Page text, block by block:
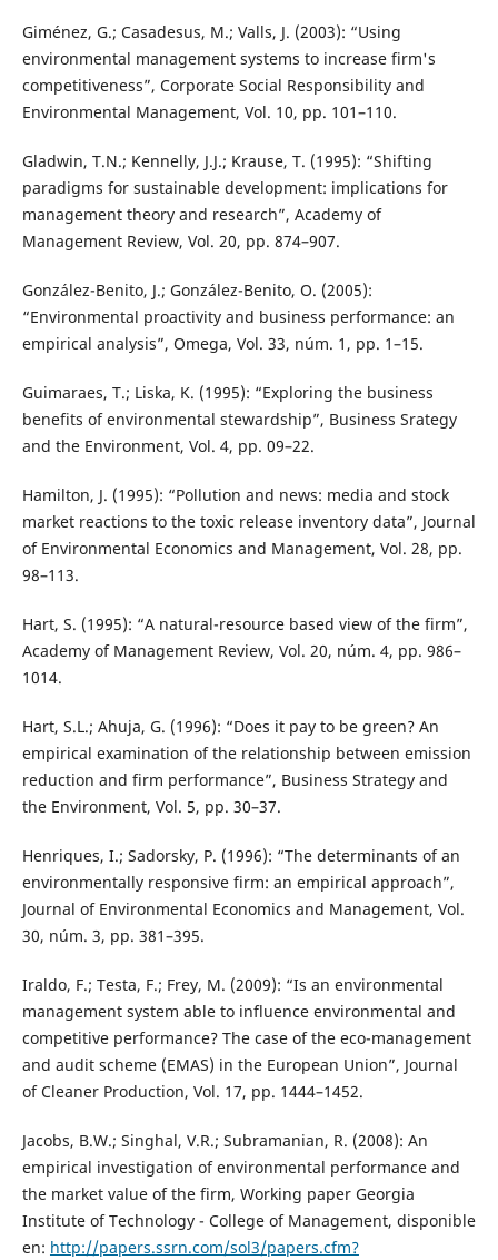
Giménez, G.; Casadesus, M.; Valls, J. (2003): “Using
environmental management systems to increase firm's
competitiveness”, Corporate Social Responsibility and
Environmental Management, Vol. 10, pp. 101–110.
Gladwin, T.N.; Kennelly, J.J.; Krause, T. (1995): “Shifting
paradigms for sustainable development: implications for
management theory and research”, Academy of
Management Review, Vol. 20, pp. 874–907.
González-Benito, J.; González-Benito, O. (2005):
“Environmental proactivity and business performance: an
empirical analysis”, Omega, Vol. 33, núm. 1, pp. 1–15.
Guimaraes, T.; Liska, K. (1995): “Exploring the business
benefits of environmental stewardship”, Business Srategy
and the Environment, Vol. 4, pp. 09–22.
Hamilton, J. (1995): “Pollution and news: media and stock
market reactions to the toxic release inventory data”, Journal
of Environmental Economics and Management, Vol. 28, pp.
98–113.
Hart, S. (1995): “A natural-resource based view of the firm”,
Academy of Management Review, Vol. 20, núm. 4, pp. 986–
1014.
Hart, S.L.; Ahuja, G. (1996): “Does it pay to be green? An
empirical examination of the relationship between emission
reduction and firm performance”, Business Strategy and
the Environment, Vol. 5, pp. 30–37.
Henriques, I.; Sadorsky, P. (1996): “The determinants of an
environmentally responsive firm: an empirical approach”,
Journal of Environmental Economics and Management, Vol.
30, núm. 3, pp. 381–395.
Iraldo, F.; Testa, F.; Frey, M. (2009): “Is an environmental
management system able to influence environmental and
competitive performance? The case of the eco-management
and audit scheme (EMAS) in the European Union”, Journal
of Cleaner Production, Vol. 17, pp. 1444–1452.
Jacobs, B.W.; Singhal, V.R.; Subramanian, R. (2008): An
empirical investigation of environmental performance and
the market value of the firm, Working paper Georgia
Institute of Technology - College of Management, disponible
en: http://papers.ssrn.com/sol3/papers.cfm?